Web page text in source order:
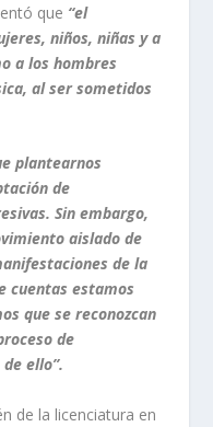
que “el
niños, niñas y a
a los hombres
al ser sometidos
plantearnos
de
Sin embargo,
aislado de
de la
cuentas estamos
que se reconozcan
de
ello”.
de la licenciatura en